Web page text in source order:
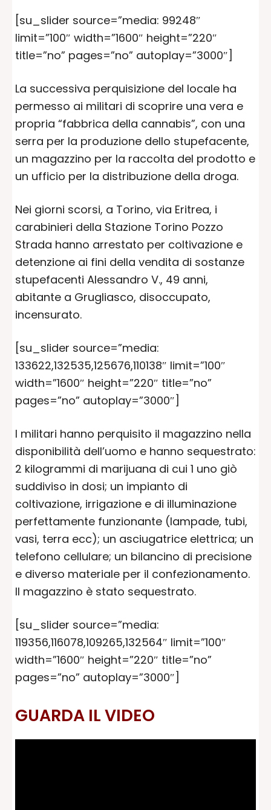
[su_slider source=”media: 99248″
limit=”100″ width=”1600″ height=”220″
title=”no” pages=”no” autoplay=”3000″]
La successiva perquisizione del locale ha
permesso ai militari di scoprire una vera e
propria “fabbrica della cannabis”, con una
serra per la produzione dello stupefacente,
un magazzino per la raccolta del prodotto e
un ufficio per la distribuzione della droga.
Nei giorni scorsi, a Torino, via Eritrea, i
carabinieri della Stazione Torino Pozzo
Strada hanno arrestato per coltivazione e
detenzione ai fini della vendita di sostanze
stupefacenti Alessandro V., 49 anni,
abitante a Grugliasco, disoccupato,
incensurato.
[su_slider source=”media:
133622,132535,125676,110138″ limit=”100″
width=”1600″ height=”220″ title=”no”
pages=”no” autoplay=”3000″]
I militari hanno perquisito il magazzino nella
disponibilità dell’uomo e hanno sequestrato:
2 kilogrammi di marijuana di cui 1 uno giò
suddiviso in dosi; un impianto di
coltivazione, irrigazione e di illuminazione
perfettamente funzionante (lampade, tubi,
vasi, terra ecc); un asciugatrice elettrica; un
telefono cellulare; un bilancino di precisione
e diverso materiale per il confezionamento.
Il magazzino è stato sequestrato.
[su_slider source=”media:
119356,116078,109265,132564″ limit=”100″
width=”1600″ height=”220″ title=”no”
pages=”no” autoplay=”3000″]
GUARDA IL VIDEO